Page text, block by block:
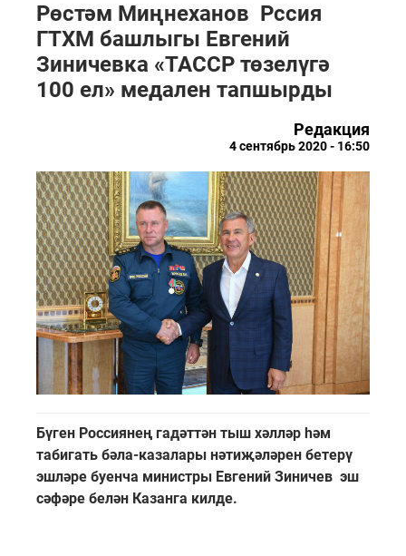
Рөстәм Миңнеханов Рссия
ГТХМ башлыгы Евгений
Зиничевка «ТАССР төзелүгә
100 ел» медален тапшырды
Редакция
4 сентябрь 2020 - 16:50
Бүген Россиянең гадәттән тыш хәлләр һәм
табигать бәла-казалары нәтиҗәләрен бетерү
эшләре буенча министры Евгений Зиничев эш
сәфәре белән Казанга килде.